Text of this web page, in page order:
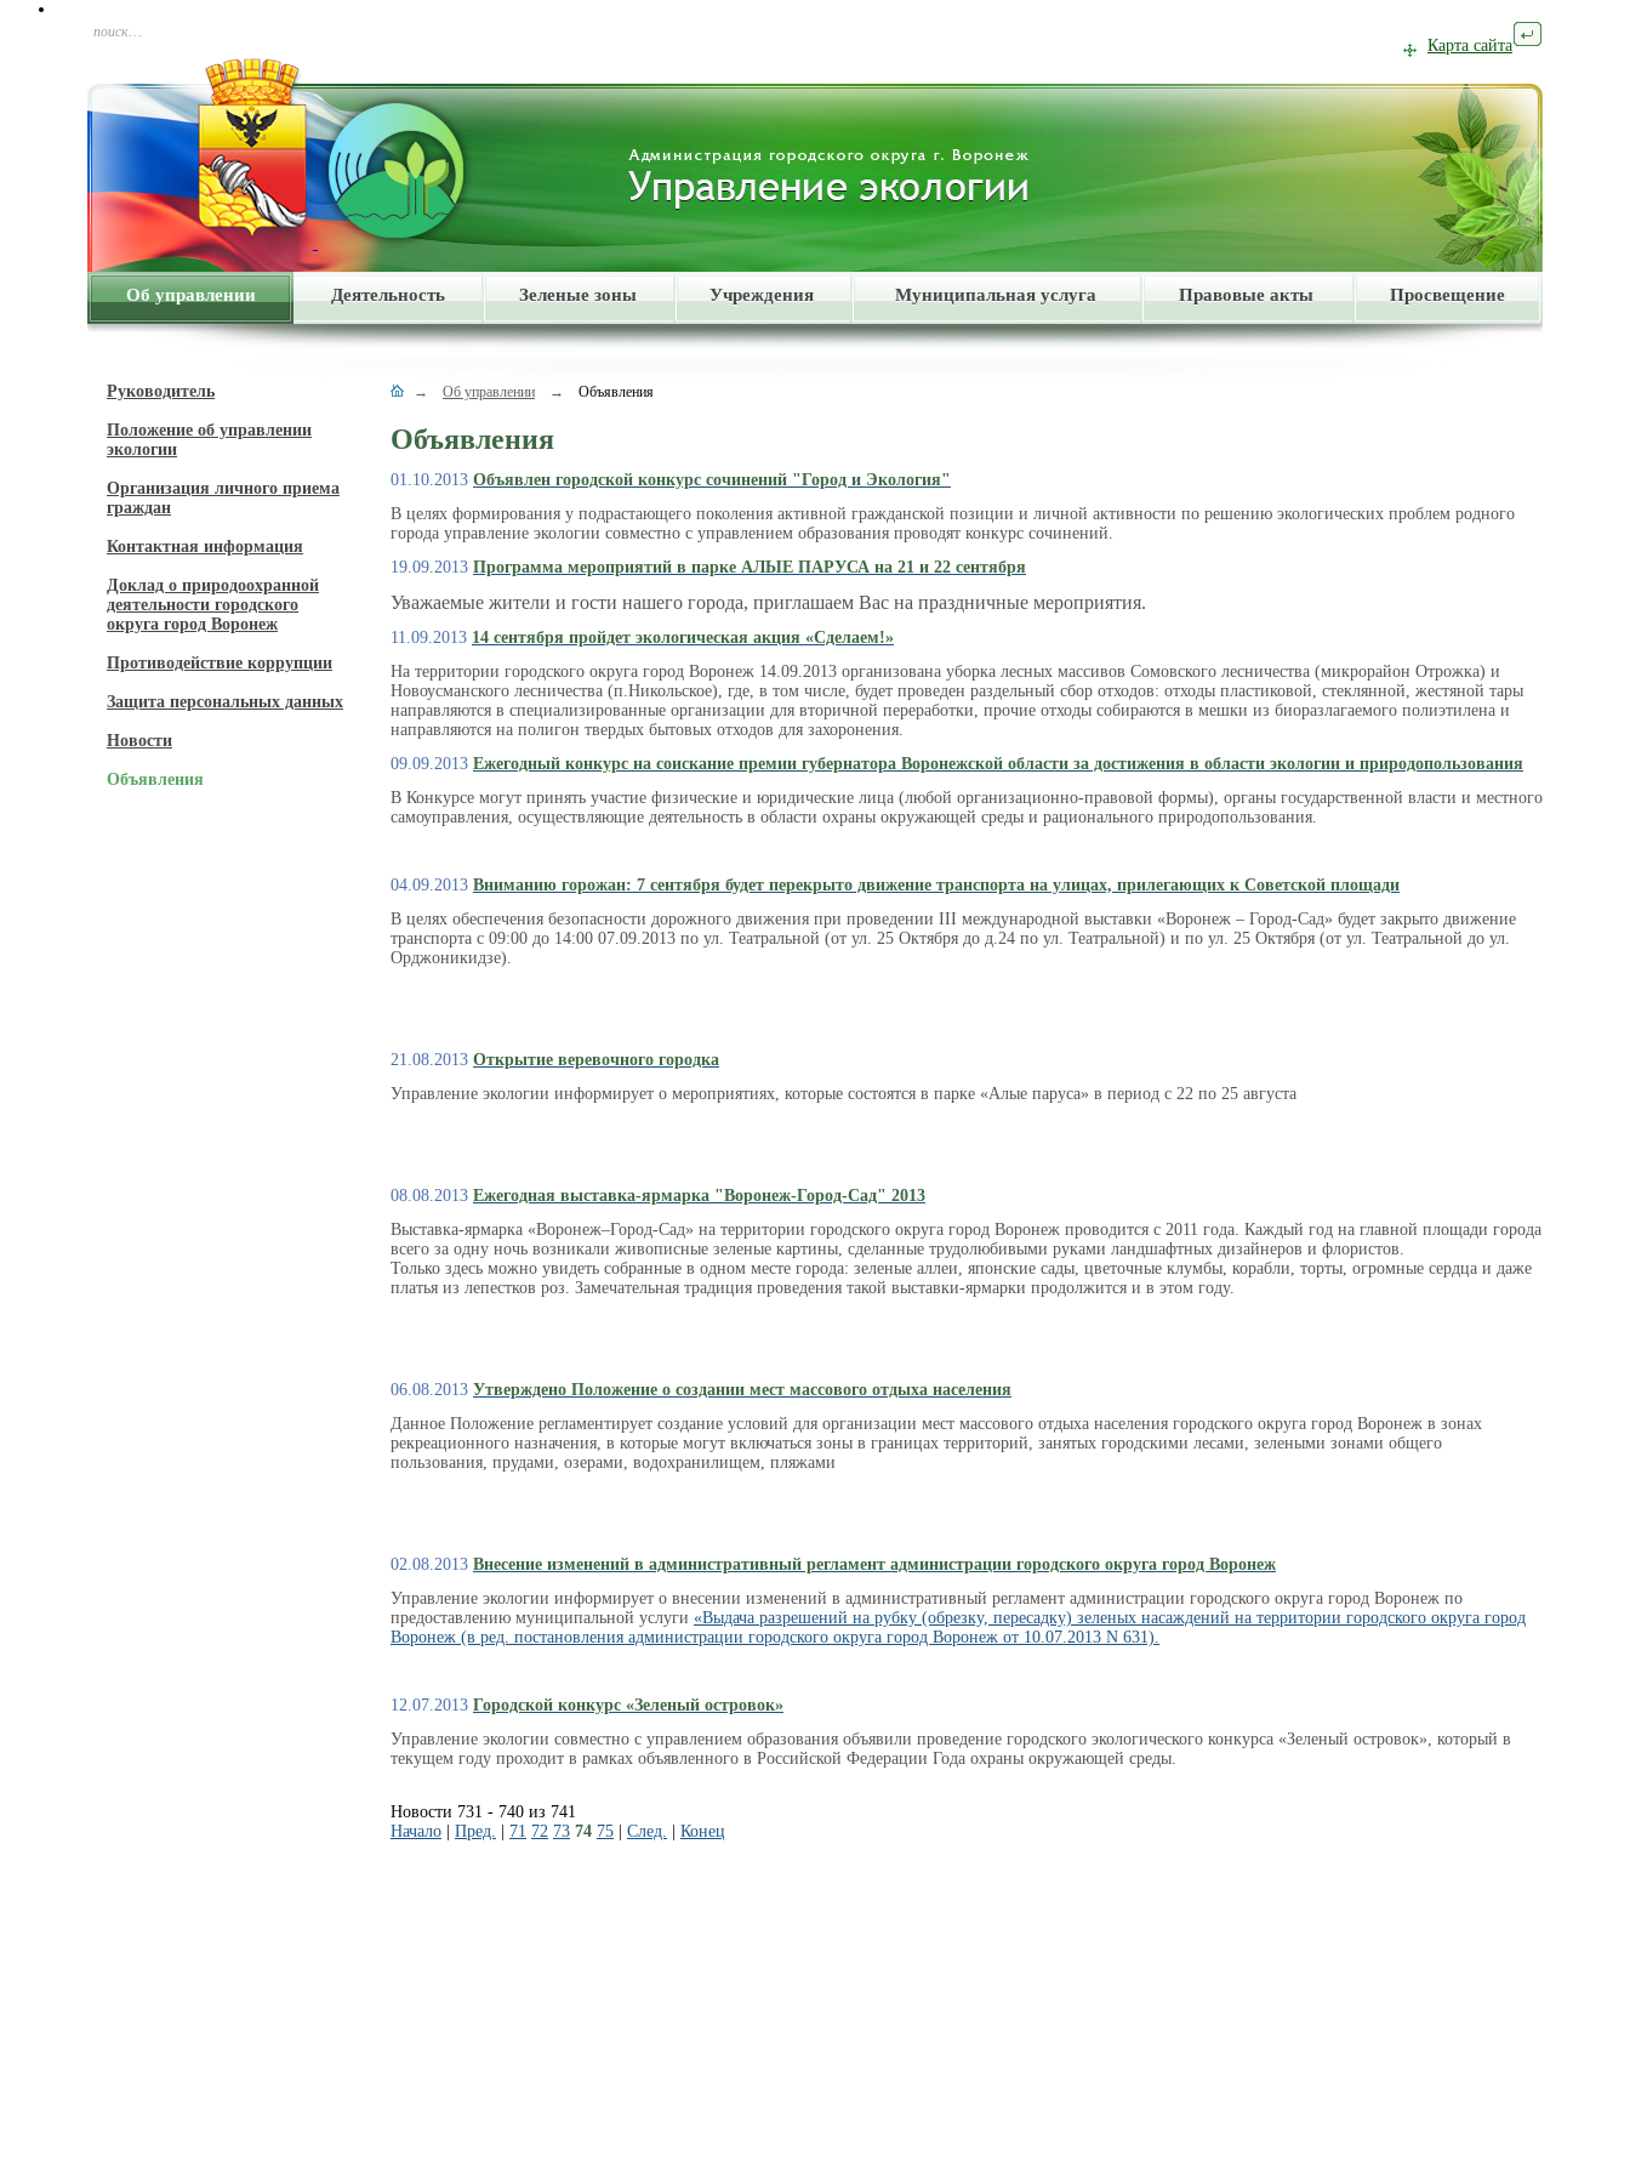
Карта сайта
поиск…
Об управлении Деятельность Зеленые зоны Учреждения Муниципальная услуга Правовые акты Просвещение
Руководитель
Положение об управлении
экологии
Организация личного приема
граждан
Контактная информация
Доклад о природоохранной
деятельности городского
округа город Воронеж
Противодействие коррупции
Защита персональных данных
Новости
Объявления
→ Об управлении → Объявления
Объявления
01.10.2013 Объявлен городской конкурс сочинений "Город и Экология"
В целях формирования у подрастающего поколения активной гражданской позиции и личной активности по решению экологических проблем родного
города управление экологии совместно с управлением образования проводят конкурс сочинений.
19.09.2013 Программа мероприятий в парке АЛЫЕ ПАРУСА на 21 и 22 сентября
Уважаемые жители и гости нашего города, приглашаем Вас на праздничные мероприятия.
11.09.2013 14 сентября пройдет экологическая акция «Сделаем!»
На территории городского округа город Воронеж 14.09.2013 организована уборка лесных массивов Сомовского лесничества (микрорайон Отрожка) и
Новоусманского лесничества (п.Никольское), где, в том числе, будет проведен раздельный сбор отходов: отходы пластиковой, стеклянной, жестяной тары
направляются в специализированные организации для вторичной переработки, прочие отходы собираются в мешки из биоразлагаемого полиэтилена и
направляются на полигон твердых бытовых отходов для захоронения.
09.09.2013 Ежегодный конкурс на соискание премии губернатора Воронежской области за достижения в области экологии и природопользования
В Конкурсе могут принять участие физические и юридические лица (любой организационно-правовой формы), органы государственной власти и местного
самоуправления, осуществляющие деятельность в области охраны окружающей среды и рационального природопользования.
04.09.2013 Вниманию горожан: 7 сентября будет перекрыто движение транспорта на улицах, прилегающих к Советской площади
В целях обеспечения безопасности дорожного движения при проведении III международной выставки «Воронеж – Город-Сад» будет закрыто движение
транспорта с 09:00 до 14:00 07.09.2013 по ул. Театральной (от ул. 25 Октября до д.24 по ул. Театральной) и по ул. 25 Октября (от ул. Театральной до ул.
Орджоникидзе).
21.08.2013 Открытие веревочного городка
Управление экологии информирует о мероприятиях, которые состоятся в парке «Алые паруса» в период с 22 по 25 августа
08.08.2013 Ежегодная выставка-ярмарка "Воронеж-Город-Сад" 2013
Выставка-ярмарка «Воронеж–Город-Сад» на территории городского округа город Воронеж проводится с 2011 года. Каждый год на главной площади города
всего за одну ночь возникали живописные зеленые картины, сделанные трудолюбивыми руками ландшафтных дизайнеров и флористов.
Только здесь можно увидеть собранные в одном месте города: зеленые аллеи, японские сады, цветочные клумбы, корабли, торты, огромные сердца и даже
платья из лепестков роз. Замечательная традиция проведения такой выставки-ярмарки продолжится и в этом году.
06.08.2013 Утверждено Положение о создании мест массового отдыха населения
Данное Положение регламентирует создание условий для организации мест массового отдыха населения городского округа город Воронеж в зонах
рекреационного назначения, в которые могут включаться зоны в границах территорий, занятых городскими лесами, зелеными зонами общего
пользования, прудами, озерами, водохранилищем, пляжами
02.08.2013 Внесение изменений в административный регламент администрации городского округа город Воронеж
Управление экологии информирует о внесении изменений в административный регламент администрации городского округа город Воронеж по
предоставлению муниципальной услуги «Выдача разрешений на рубку (обрезку, пересадку) зеленых насаждений на территории городского округа город
Воронеж (в ред. постановления администрации городского округа город Воронеж от 10.07.2013 N 631).
12.07.2013 Городской конкурс «Зеленый островок»
Управление экологии совместно с управлением образования объявили проведение городского экологического конкурса «Зеленый островок», который в
текущем году проходит в рамках объявленного в Российской Федерации Года охраны окружающей среды.
Новости 731 - 740 из 741
Начало
Пред. 71 72 73 74 75 След. Конец